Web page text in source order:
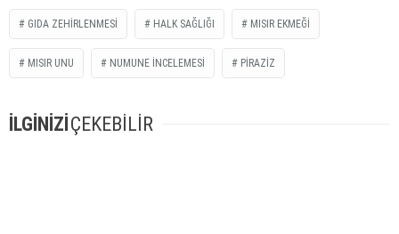
GIDA ZEHIRLENMESI HALK SAĞLIĞI MISIR EKMEĞI
MISIR UNU NUMUNE INCELEMESI PIRAZIZ
İLGİNİZİÇEKEBİLİR